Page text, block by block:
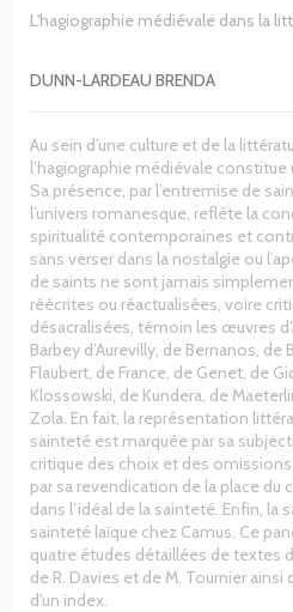
L'hagiographie médiévale dans la
DUNN-LARDEAU BRENDA
Au sein d’une culture et de la
l’hagiographie médiévale constitue
Sa présence, par l’entremise de
l’univers romanesque, reflète la
spiritualité contemporaines et
sans verser dans la nostalgie ou
de saints ne sont jamais
réécrites ou réactualisées, voire
désacralisées, témoin les œuvres
Barbey d’Aurevilly, de Bernanos,
Flaubert, de France, de Genet, de
Klossowski, de Kundera, de
Zola. En fait, la représentation
sainteté est marquée par sa
critique des choix et des omissions
par sa revendication de la place du
dans l’idéal de la sainteté. Enfin, la
sainteté laïque chez Camus. Ce
quatre études détaillées de textes
de R. Davies et de M. Tournier
d'un index.